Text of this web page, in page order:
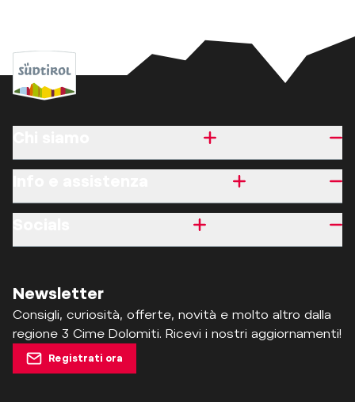
Newsletter
Consigli, curiosità, offerte, novità e molto altro dalla
regione 3 Cime Dolomiti. Ricevi i nostri aggiornamenti!
Registrati ora